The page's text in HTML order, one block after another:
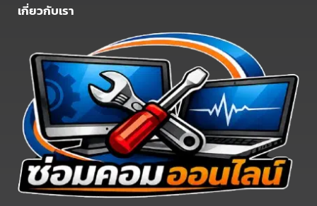
เกี่ยวกับเรา